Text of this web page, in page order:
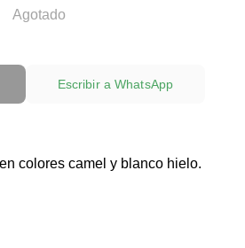
Agotado
Escribir a WhatsApp
colores camel y blanco hielo.